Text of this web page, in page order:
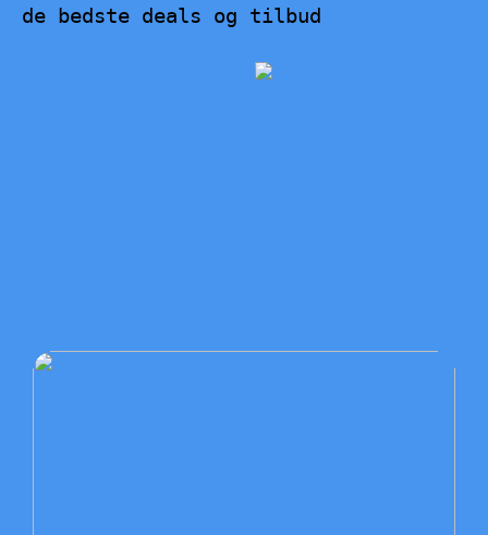
de bedste deals og tilbud